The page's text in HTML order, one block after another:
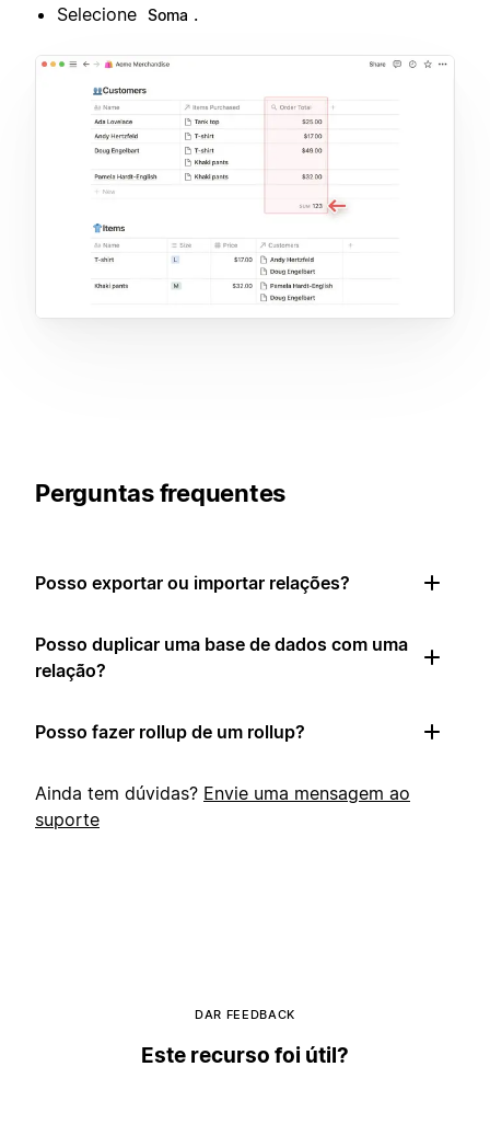
Selecione Soma .
Perguntas frequentes
Posso exportar ou importar relações?
Posso duplicar uma base de dados com uma
relação?
Posso fazer rollup de um rollup?
Ainda tem dúvidas? Envie uma mensagem ao
suporte
DAR FEEDBACK
Este recurso foi útil?